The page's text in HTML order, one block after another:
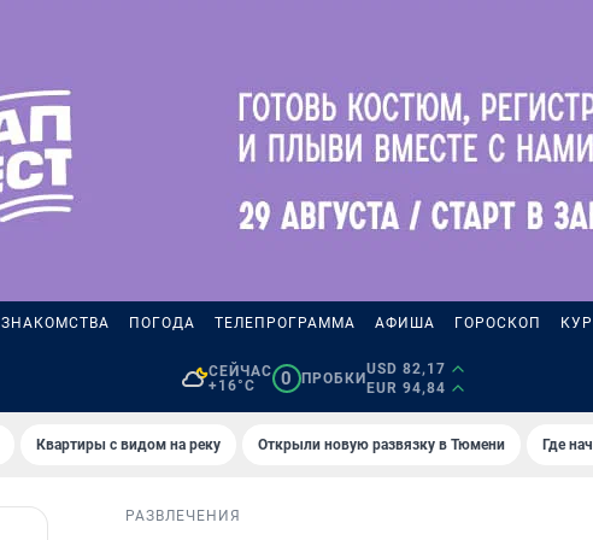
ЗНАКОМСТВА ПОГОДА ТЕЛЕПРОГРАММА АФИША ГОРОСКОП
СЕЙЧАС
+16°C
0 ПРОБКИ
USD 82,17
EUR 94,84
Квартиры с видом на реку Открыли новую развязку в Тюмени Где
РАЗВЛЕЧЕНИЯ